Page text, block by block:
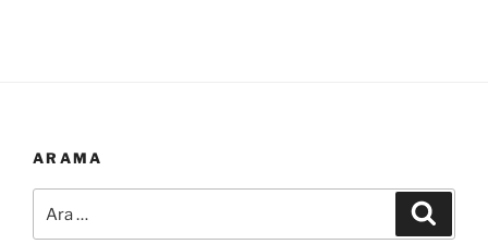
ARAMA